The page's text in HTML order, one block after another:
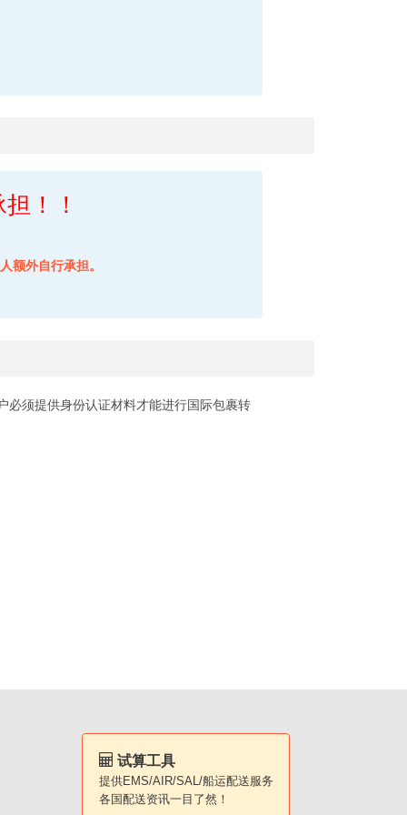
！！
额外自行承担。
必须提供身份认证材料才能进行国际包裹转
试算工具
提供EMS/AIR/SAL/船运配送服务
各国配送资讯一目了然！